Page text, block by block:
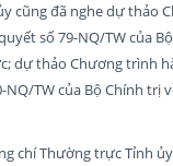
cũng đã nghe dự thảo
số 79-NQ/TW của
dự thảo Chương trình
NQ/TW của Bộ Chính trị
chí Thường trực Tỉnh